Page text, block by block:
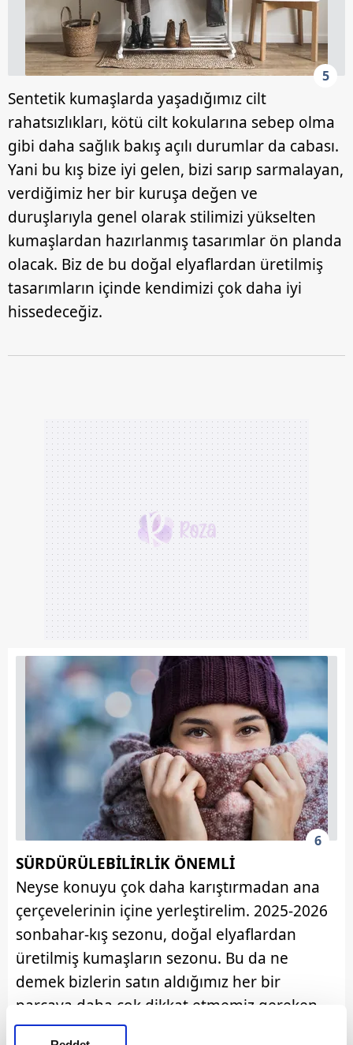
5
Sentetik kumaşlarda yaşadığımız cilt
rahatsızlıkları, kötü cilt kokularına sebep olma
gibi daha sağlık bakış açılı durumlar da cabası.
Yani bu kış bize iyi gelen, bizi sarıp sarmalayan,
verdiğimiz her bir kuruşa değen ve
duruşlarıyla genel olarak stilimizi yükselten
kumaşlardan hazırlanmış tasarımlar ön planda
olacak. Biz de bu doğal elyaflardan üretilmiş
tasarımların içinde kendimizi çok daha iyi
hissedeceğiz.
6
SÜRDÜRÜLEBİLİRLİK ÖNEMLİ
Neyse konuyu çok daha karıştırmadan ana
çerçevelerinin içine yerleştirelim. 2025-2026
sonbahar-kış sezonu, doğal elyaflardan
üretilmiş kumaşların sezonu. Bu da ne
demek bizlerin satın aldığımız her bir
parçaya daha çok dikkat etmemiz gereken
bir sezon. Kısaca bu sezon farkındalık